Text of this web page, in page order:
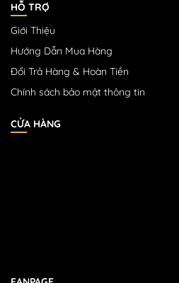
HỖ TRỢ
Giới Thiệu
Hướng Dẫn Mua Hàng
Đổi Trả Hàng & Hoàn Tiền
Chính sách bảo mật thông tin
CỬA HÀNG